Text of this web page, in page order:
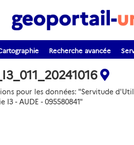
Recherche avancée
pour les données: "Servitude
I3 - AUDE - 095580841"